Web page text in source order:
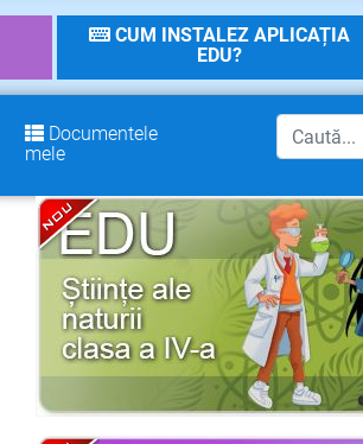
CUM INSTALEZ APLICAȚIA
EDU?
Documentele
mele